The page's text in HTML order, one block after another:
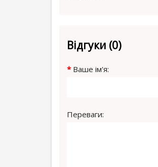
Відгуки (0)
Ваше ім'я:
Переваги: